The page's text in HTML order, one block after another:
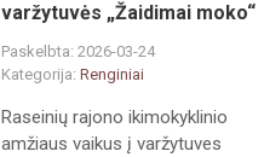
varžytuvės „Žaidimai moko“
Paskelbta: 2026-03-24
Kategorija: Renginiai
Raseinių rajono ikimokyklinio
amžiaus vaikus į varžytuves